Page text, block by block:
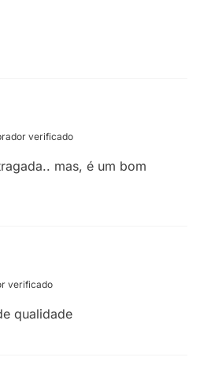
verificado
mas, é um bom
verificado
qualidade